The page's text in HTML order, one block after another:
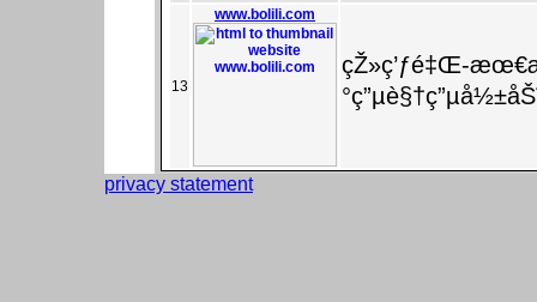
13
www.bolili.com
çŽ»ç’ƒé‡Œ-
privacy statement